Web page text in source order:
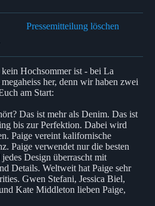
Pressemitteilung löschen
Hochsommer ist - bei La
her, denn wir haben zwei
am Start:
Das ist mehr als Denim. Das ist
bis zur Perfektion. Dabei wird
Paige vereint kalifornische
Paige verwendet nur die besten
Design überrascht mit
Details. Weltweit hat Paige sehr
Gwen Stefani, Jessica Biel,
Kate Middleton lieben Paige,